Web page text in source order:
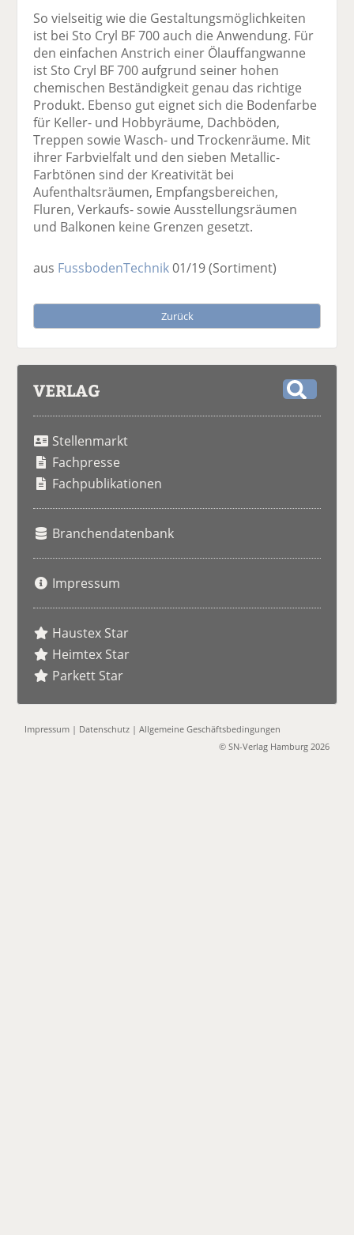
So vielseitig wie die Gestaltungsmöglichkeiten
ist bei Sto Cryl BF 700 auch die Anwendung. Für
den einfachen Anstrich einer Ölauffangwanne
ist Sto Cryl BF 700 aufgrund seiner hohen
chemischen Beständigkeit genau das richtige
Produkt. Ebenso gut eignet sich die Bodenfarbe
für Keller- und Hobbyräume, Dachböden,
Treppen sowie Wasch- und Trockenräume. Mit
ihrer Farbvielfalt und den sieben Metallic-
Farbtönen sind der Kreativität bei
Aufenthaltsräumen, Empfangsbereichen,
Fluren, Verkaufs- sowie Ausstellungsräumen
und Balkonen keine Grenzen gesetzt.
aus FussbodenTechnik01/19(Sortiment)
Zurück
VERLAG
Stellenmarkt
Fachpresse
Fachpublikationen
Branchendatenbank
Impressum
Haustex Star
Heimtex Star
Parkett Star
Impressum | Datenschutz |Allgemeine Geschäftsbedingungen
© SN-Verlag Hamburg 2026